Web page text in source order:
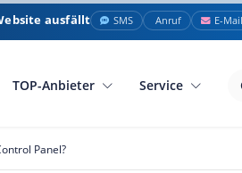
ausfällt SMS Anruf E-Mail
TOP-Anbieter Service
Panel?